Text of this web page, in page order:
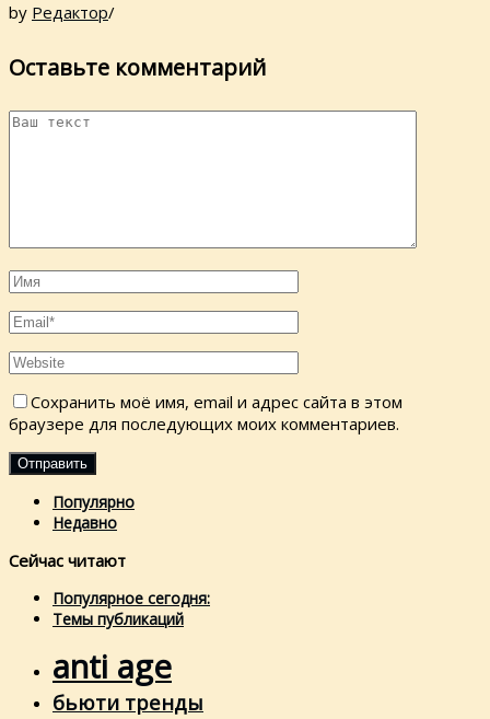
by Редактор/
Оставьте комментарий
Сохранить моё имя, email и адрес сайта в этом
браузере для последующих моих комментариев.
Популярно
Недавно
Сейчас читают
Популярное сегодня:
Темы публикаций
anti age
бьюти тренды